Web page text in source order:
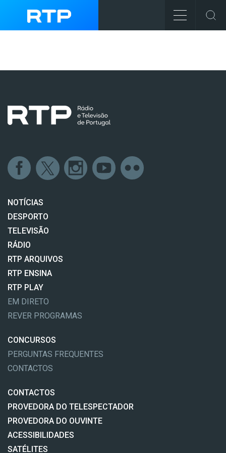
NOTÍCIAS
DESPORTO
TELEVISÃO
RÁDIO
RTP ARQUIVOS
RTP ENSINA
RTP PLAY
EM DIRETO
REVER PROGRAMAS
CONCURSOS
PERGUNTAS FREQUENTES
CONTACTOS
CONTACTOS
PROVEDORA DO TELESPECTADOR
PROVEDORA DO OUVINTE
ACESSIBILIDADES
SATÉLITES